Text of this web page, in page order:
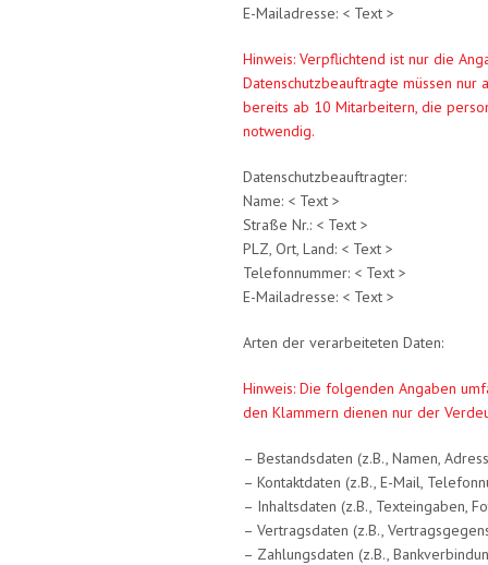
E-Mailadresse: < Text >
Hinweis: Verpflichtend ist nur die
Datenschutzbeauftragte müssen nur
bereits ab 10 Mitarbeitern, die
notwendig.
Datenschutzbeauftragter:
Name: < Text >
Straße Nr.: < Text >
PLZ, Ort, Land: < Text >
Telefonnummer: < Text >
E-Mailadresse: < Text >
Arten der verarbeiteten Daten:
Hinweis: Die folgenden Angaben
den Klammern dienen nur der
– Bestandsdaten (z.B., Namen,
– Kontaktdaten (z.B., E-Mail,
– Inhaltsdaten (z.B., Texteingaben,
– Vertragsdaten (z.B.,
– Zahlungsdaten (z.B.,